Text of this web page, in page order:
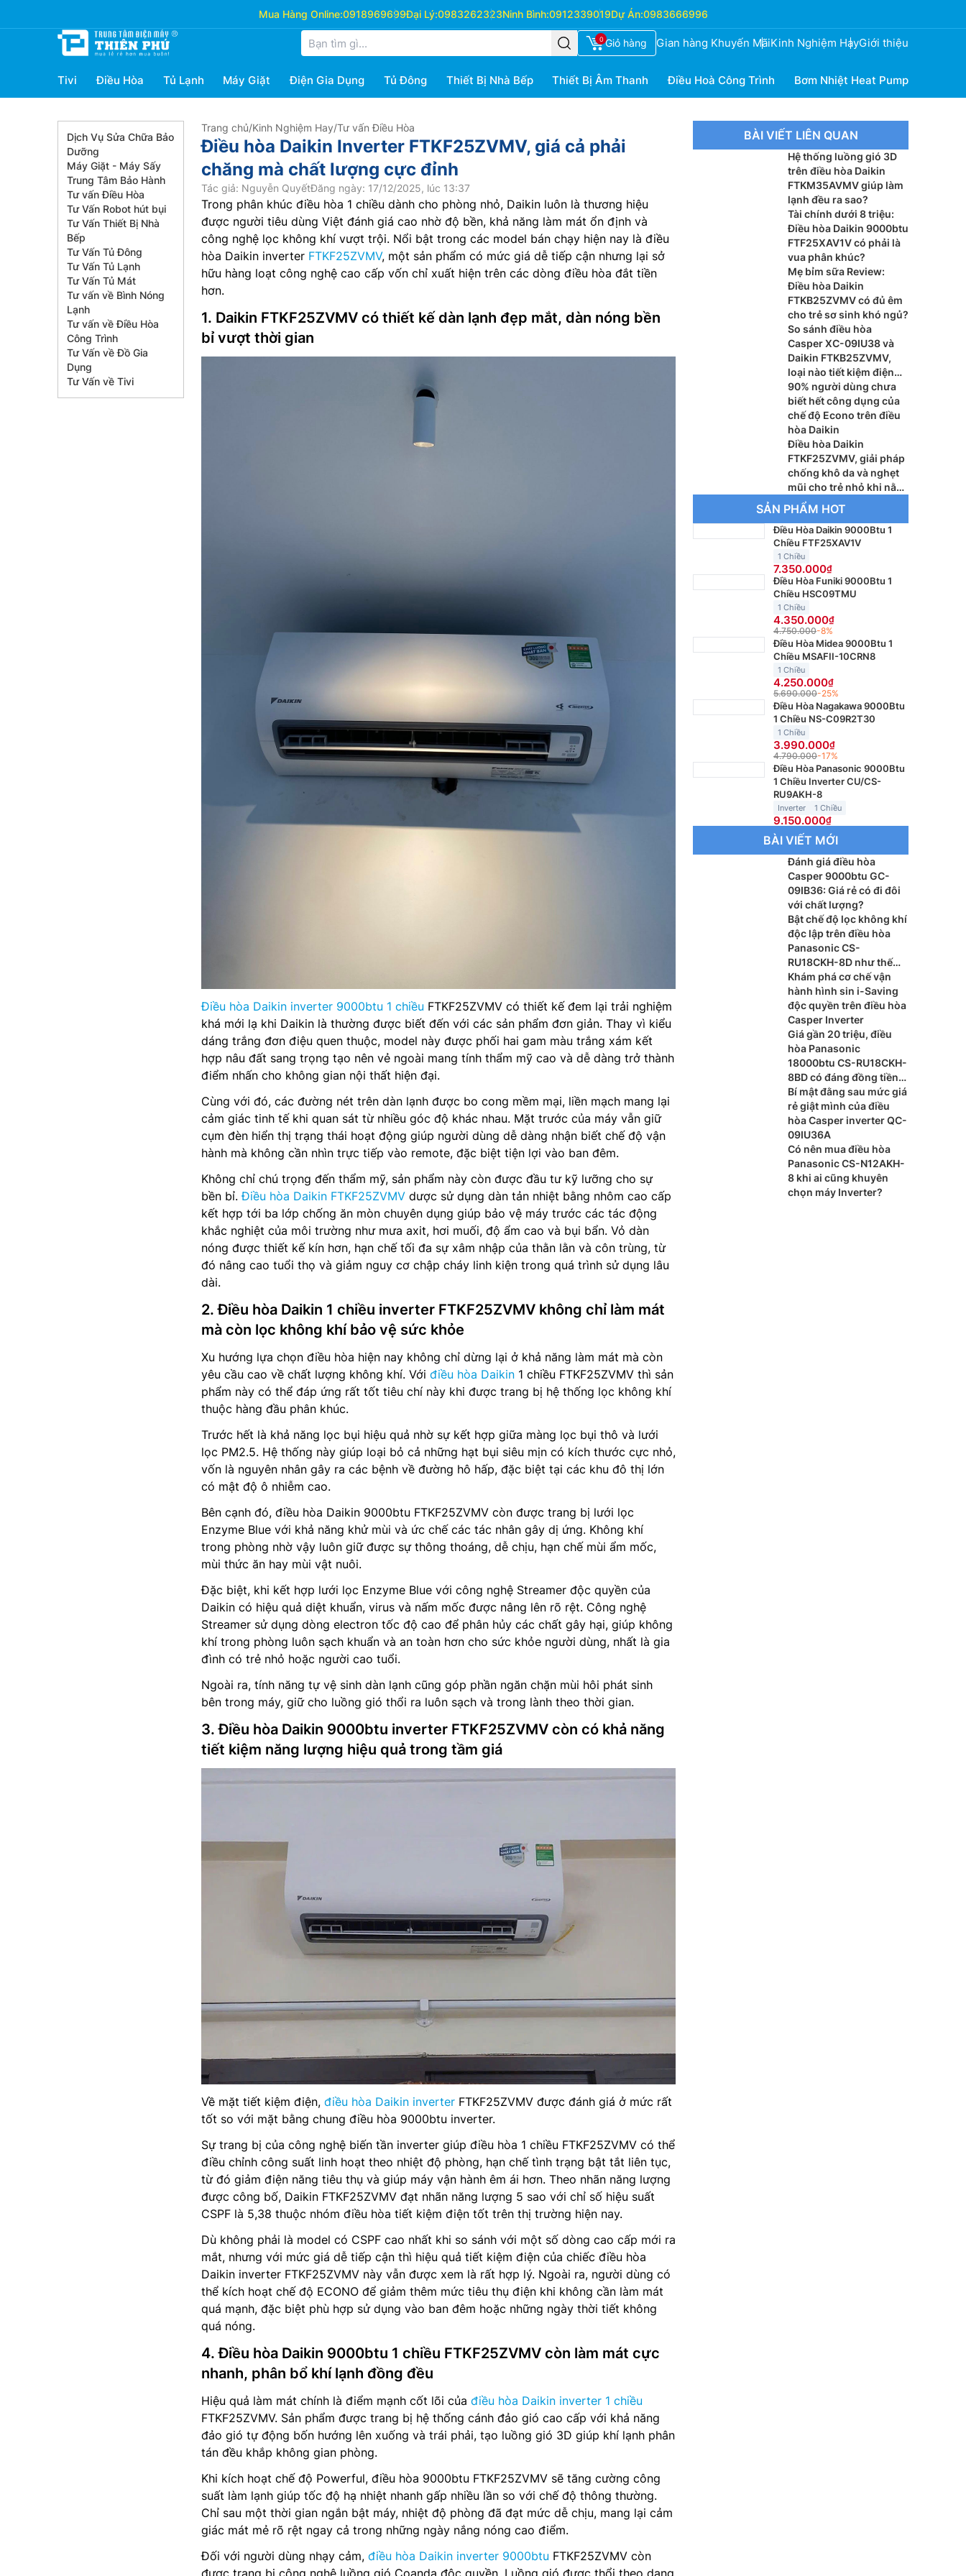
Mua Hàng Online:0918969699Đại Lý:0983262323Ninh Bình:0912339019Dự Án:0983666996
0 Giỏ hàng Gian hàng Khuyến MãiKinh Nghiệm HayGiới thiệu
Tivi Điều Hòa Tủ Lạnh Máy Giặt Điện Gia Dụng Tủ Đông Thiết Bị Nhà Bếp Thiết Bị Âm Thanh Điều Hoà Công Trình Bơm Nhiệt Heat Pump
Dịch Vụ Sửa Chữa Bảo
Dưỡng
Máy Giặt - Máy Sấy
Trung Tâm Bảo Hành
Tư vấn Điều Hòa
Tư Vấn Robot hút bụi
Tư Vấn Thiết Bị Nhà
Bếp
Tư Vấn Tủ Đông
Tư Vấn Tủ Lạnh
Tư Vấn Tủ Mát
Tư vấn về Bình Nóng
Lạnh
Tư vấn về Điều Hòa
Công Trình
Tư Vấn về Đồ Gia
Dụng
Tư Vấn về Tivi
Trang chủ/Kinh Nghiệm Hay/Tư vấn Điều Hòa
Điều hòa Daikin Inverter FTKF25ZVMV, giá cả phải
chăng mà chất lượng cực đỉnh
Tác giả: Nguyễn QuyếtĐăng ngày: 17/12/2025, lúc 13:37
Trong phân khúc điều hòa 1 chiều dành cho phòng nhỏ, Daikin luôn là thương hiệu
được người tiêu dùng Việt đánh giá cao nhờ độ bền, khả năng làm mát ổn định và
công nghệ lọc không khí vượt trội. Nổi bật trong các model bán chạy hiện nay là điều
hòa Daikin inverter FTKF25ZVMV, một sản phẩm có mức giá dễ tiếp cận nhưng lại sở
hữu hàng loạt công nghệ cao cấp vốn chỉ xuất hiện trên các dòng điều hòa đắt tiền
hơn.
1. Daikin FTKF25ZVMV có thiết kế dàn lạnh đẹp mắt, dàn nóng bền
bỉ vượt thời gian
Điều hòa Daikin inverter 9000btu 1 chiều FTKF25ZVMV có thiết kế đem lại trải nghiệm
khá mới lạ khi Daikin là thường được biết đến với các sản phẩm đơn giản. Thay vì kiểu
dáng trắng đơn điệu quen thuộc, model này được phối hai gam màu trắng xám kết
hợp nâu đất sang trọng tạo nên vẻ ngoài mang tính thẩm mỹ cao và dễ dàng trở thành
điểm nhấn cho không gian nội thất hiện đại.
Cùng với đó, các đường nét trên dàn lạnh được bo cong mềm mại, liền mạch mang lại
cảm giác tinh tế khi quan sát từ nhiều góc độ khác nhau. Mặt trước của máy vẫn giữ
cụm đèn hiển thị trạng thái hoạt động giúp người dùng dễ dàng nhận biết chế độ vận
hành mà không cần nhìn trực tiếp vào remote, đặc biệt tiện lợi vào ban đêm.
Không chỉ chú trọng đến thẩm mỹ, sản phẩm này còn được đầu tư kỹ lưỡng cho sự
bền bỉ.Điều hòa Daikin FTKF25ZVMV dược sử dụng dàn tản nhiệt bằng nhôm cao cấp
kết hợp tới ba lớp chống ăn mòn chuyên dụng giúp bảo vệ máy trước các tác động
khắc nghiệt của môi trường như mưa axit, hơi muối, độ ẩm cao và bụi bẩn. Vỏ dàn
nóng được thiết kế kín hơn, hạn chế tối đa sự xâm nhập của thằn lằn và côn trùng, từ
đó nâng cao tuổi thọ và giảm nguy cơ chập cháy linh kiện trong quá trình sử dụng lâu
dài.
2. Điều hòa Daikin 1 chiều inverter FTKF25ZVMV không chỉ làm mát
mà còn lọc không khí bảo vệ sức khỏe
Xu hướng lựa chọn điều hòa hiện nay không chỉ dừng lại ở khả năng làm mát mà còn
yêu cầu cao về chất lượng không khí. Với điều hòa Daikin 1 chiều FTKF25ZVMV thì sản
phẩm này có thể đáp ứng rất tốt tiêu chí này khi được trang bị hệ thống lọc không khí
thuộc hàng đầu phân khúc.
Trước hết là khả năng lọc bụi hiệu quả nhờ sự kết hợp giữa màng lọc bụi thô và lưới
lọc PM2.5. Hệ thống này giúp loại bỏ cả những hạt bụi siêu mịn có kích thước cực nhỏ,
vốn là nguyên nhân gây ra các bệnh về đường hô hấp, đặc biệt tại các khu đô thị lớn
có mật độ ô nhiễm cao.
Bên cạnh đó, điều hòa Daikin 9000btu FTKF25ZVMV còn được trang bị lưới lọc
Enzyme Blue với khả năng khử mùi và ức chế các tác nhân gây dị ứng. Không khí
trong phòng nhờ vậy luôn giữ được sự thông thoáng, dễ chịu, hạn chế mùi ẩm mốc,
mùi thức ăn hay mùi vật nuôi.
Đặc biệt, khi kết hợp lưới lọc Enzyme Blue với công nghệ Streamer độc quyền của
Daikin có hiệu quả diệt khuẩn, virus và nấm mốc được nâng lên rõ rệt. Công nghệ
Streamer sử dụng dòng electron tốc độ cao để phân hủy các chất gây hại, giúp không
khí trong phòng luôn sạch khuẩn và an toàn hơn cho sức khỏe người dùng, nhất là gia
đình có trẻ nhỏ hoặc người cao tuổi.
Ngoài ra, tính năng tự vệ sinh dàn lạnh cũng góp phần ngăn chặn mùi hôi phát sinh
bên trong máy, giữ cho luồng gió thổi ra luôn sạch và trong lành theo thời gian.
3. Điều hòa Daikin 9000btu inverter FTKF25ZVMV còn có khả năng
tiết kiệm năng lượng hiệu quả trong tầm giá
Về mặt tiết kiệm điện, điều hòa Daikin inverter FTKF25ZVMV được đánh giá ở mức rất
tốt so với mặt bằng chung điều hòa 9000btu inverter.
Sự trang bị của công nghệ biến tần inverter giúp điều hòa 1 chiều FTKF25ZVMV có thể
điều chỉnh công suất linh hoạt theo nhiệt độ phòng, hạn chế tình trạng bật tắt liên tục,
từ đó giảm điện năng tiêu thụ và giúp máy vận hành êm ái hơn. Theo nhãn năng lượng
được công bố, Daikin FTKF25ZVMV đạt nhãn năng lượng 5 sao với chỉ số hiệu suất
CSPF là 5,38 thuộc nhóm điều hòa tiết kiệm điện tốt trên thị trường hiện nay.
Dù không phải là model có CSPF cao nhất khi so sánh với một số dòng cao cấp mới ra
mắt, nhưng với mức giá dễ tiếp cận thì hiệu quả tiết kiệm điện của chiếc điều hòa
Daikin inverter FTKF25ZVMV này vẫn được xem là rất hợp lý. Ngoài ra, người dùng có
thể kích hoạt chế độ ECONO để giảm thêm mức tiêu thụ điện khi không cần làm mát
quá mạnh, đặc biệt phù hợp sử dụng vào ban đêm hoặc những ngày thời tiết không
quá nóng.
4. Điều hòa Daikin 9000btu 1 chiều FTKF25ZVMV còn làm mát cực
nhanh, phân bổ khí lạnh đồng đều
Hiệu quả làm mát chính là điểm mạnh cốt lõi của điều hòa Daikin inverter 1 chiều
FTKF25ZVMV. Sản phẩm được trang bị hệ thống cánh đảo gió cao cấp với khả năng
đảo gió tự động bốn hướng lên xuống và trái phải, tạo luồng gió 3D giúp khí lạnh phân
tán đều khắp không gian phòng.
Khi kích hoạt chế độ Powerful, điều hòa 9000btu FTKF25ZVMV sẽ tăng cường công
suất làm lạnh giúp tốc độ hạ nhiệt nhanh gấp nhiều lần so với chế độ thông thường.
Chỉ sau một thời gian ngắn bật máy, nhiệt độ phòng đã đạt mức dễ chịu, mang lại cảm
giác mát mẻ rõ rệt ngay cả trong những ngày nắng nóng cao điểm.
Đối với người dùng nhạy cảm, điều hòa Daikin inverter 9000btu FTKF25ZVMV còn
được trang bị công nghệ luồng gió Coanda độc quyền. Luồng gió được thổi theo dạng
BÀI VIẾT LIÊN QUAN
Hệ thống luồng gió 3D
trên điều hòa Daikin
FTKM35AVMV giúp làm
lạnh đều ra sao?
Tài chính dưới 8 triệu:
Điều hòa Daikin 9000btu
FTF25XAV1V có phải là
vua phân khúc?
Mẹ bỉm sữa Review:
Điều hòa Daikin
FTKB25ZVMV có đủ êm
cho trẻ sơ sinh khó ngủ?
So sánh điều hòa
Casper XC-09IU38 và
Daikin FTKB25ZVMV,
loại nào tiết kiệm điện
tốt hơn?
90% người dùng chưa
biết hết công dụng của
chế độ Econo trên điều
hòa Daikin
Điều hòa Daikin
FTKF25ZVMV, giải pháp
chống khô da và nghẹt
mũi cho trẻ nhỏ khi nằm
điều hòa
SẢN PHẨM HOT
Điều Hòa Daikin 9000Btu 1
Chiều FTF25XAV1V
1 Chiều
7.350.000
Điều Hòa Funiki 9000Btu 1
Chiều HSC09TMU
1 Chiều
4.350.000
4.750.000-8%
Điều Hòa Midea 9000Btu 1
Chiều MSAFII-10CRN8
1 Chiều
4.250.000
5.690.000-25%
Điều Hòa Nagakawa 9000Btu
1 Chiều NS-C09R2T30
1 Chiều
3.990.000
4.790.000-17%
Điều Hòa Panasonic 9000Btu
1 Chiều Inverter CU/CS-
RU9AKH-8
Inverter 1 Chiều
9.150.000
BÀI VIẾT MỚI
Đánh giá điều hòa
Casper 9000btu GC-
09IB36: Giá rẻ có đi đôi
với chất lượng?
Bật chế độ lọc không khí
độc lập trên điều hòa
Panasonic CS-
RU18CKH-8D như thế
nào?
Khám phá cơ chế vận
hành hình sin i-Saving
độc quyền trên điều hòa
Casper Inverter
Giá gần 20 triệu, điều
hòa Panasonic
18000btu CS-RU18CKH-
8BD có đáng đồng tiền
bát gạo?
Bí mật đằng sau mức giá
rẻ giật mình của điều
hòa Casper inverter QC-
09IU36A
Có nên mua điều hòa
Panasonic CS-N12AKH-
8 khi ai cũng khuyên
chọn máy Inverter?